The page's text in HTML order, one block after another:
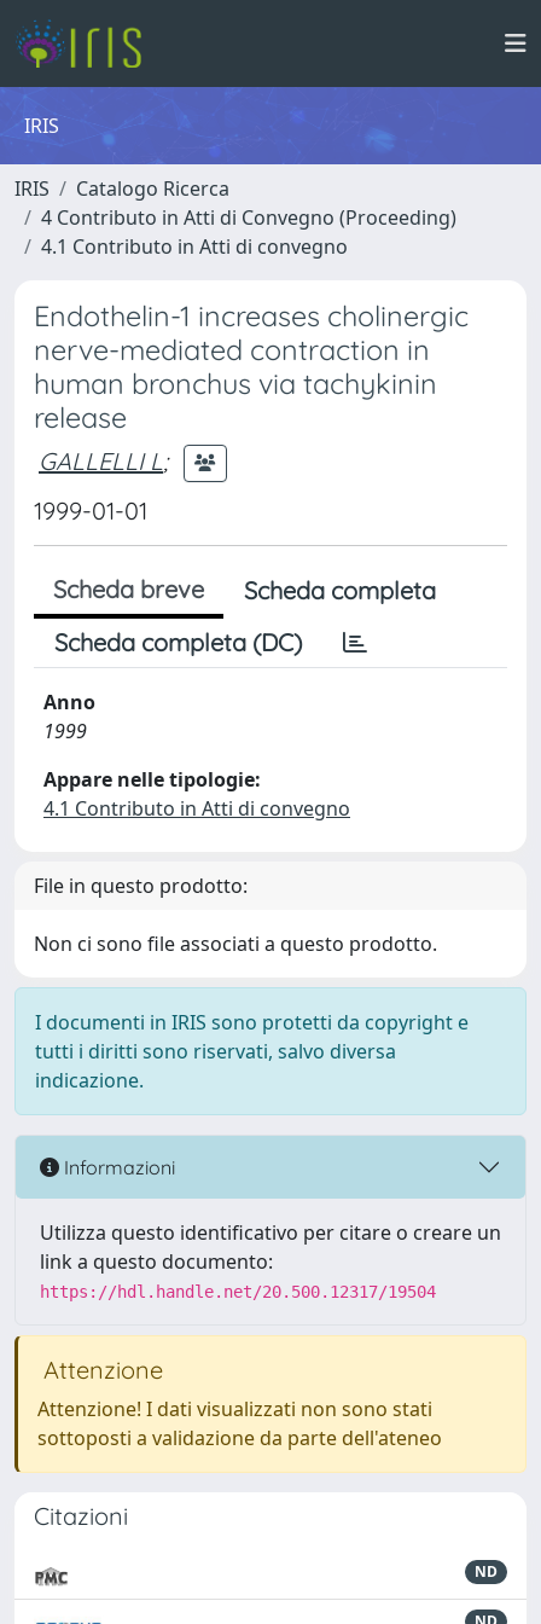
IRIS
IRIS
Catalogo Ricerca
4 Contributo in Atti di Convegno (Proceeding)
4.1 Contributo in Atti di convegno
Endothelin-1 increases cholinergic
nerve-mediated contraction in
human bronchus via tachykinin
release
GALLELLI L;
1999-01-01
Scheda breve
Scheda completa
Scheda completa (DC)
Anno
1999
Appare nelle tipologie:
4.1 Contributo in Atti di convegno
File in questo prodotto:
Non ci sono file associati a questo prodotto.
I documenti in IRIS sono protetti da copyright e
tutti i diritti sono riservati, salvo diversa
indicazione.
Informazioni
Utilizza questo identificativo per citare o creare un
link a questo documento:
https://hdl.handle.net/20.500.12317/19504
Attenzione
Attenzione! I dati visualizzati non sono stati
sottoposti a validazione da parte dell'ateneo
Citazioni
ND